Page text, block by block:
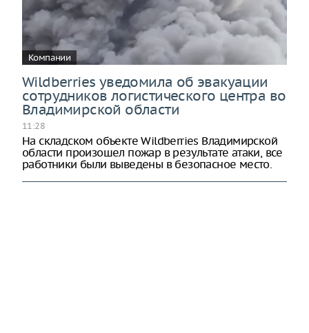
Компании
Wildberries уведомила об эвакуации
сотрудников логистического центра во
Владимирской области
11:28
На складском объекте Wildberries Владимирской
области произошел пожар в результате атаки, все
работники были выведены в безопасное место.